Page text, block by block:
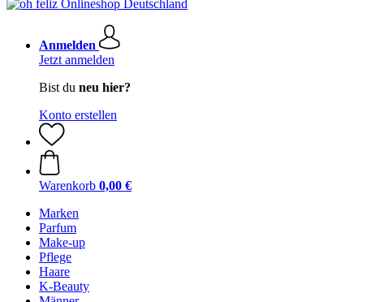
Anmelden
Jetzt anmelden
Bist du neu hier?
Konto erstellen
Warenkorb 0,00 €
Marken
Parfum
Make-up
Pflege
Haare
K-Beauty